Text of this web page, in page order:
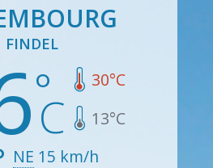
FINDEL
30°C
13°C
NE 15 km/h